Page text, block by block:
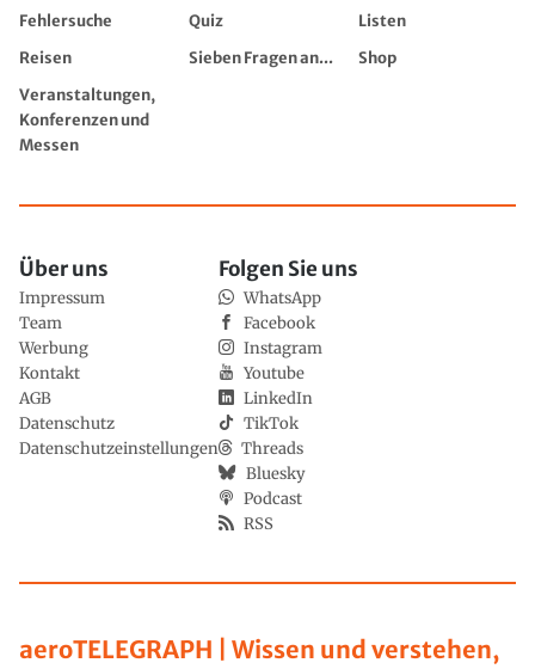
Fehlersuche
Quiz
Listen
Reisen
Sieben Fragen an...
Shop
Veranstaltungen,
Konferenzen und
Messen
aeroTELEGRAPH | Wissen und verstehen,
Über uns
Impressum
Team
Werbung
Kontakt
AGB
Datenschutz
Datenschutzeinstellungen
Folgen Sie uns
WhatsApp
Facebook
Instagram
Youtube
LinkedIn
TikTok
Threads
Bluesky
Podcast
RSS